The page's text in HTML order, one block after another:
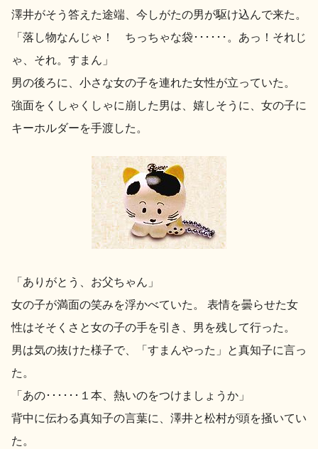
日本酒の楽しみ方特集
地酒・イベント情報
新商品・おすすめ商品
澤井がそう答えた途端、今しがたの男が駆け込んで来た。
「落し物なんじゃ！ ちっちゃな袋･･････。あっ！それじ
ゃ、それ。すまん」
男の後ろに、小さな女の子を連れた女性が立っていた。
強面をくしゃくしゃに崩した男は、嬉しそうに、女の子に
キーホルダーを手渡した。
「ありがとう、お父ちゃん」
女の子が満面の笑みを浮かべていた。 表情を曇らせた女
性はそそくさと女の子の手を引き、男を残して行った。
男は気の抜けた様子で、「すまんやった」と真知子に言っ
た。
「あの･･････１本、熱いのをつけましょうか」
背中に伝わる真知子の言葉に、澤井と松村が頭を掻いてい
た。